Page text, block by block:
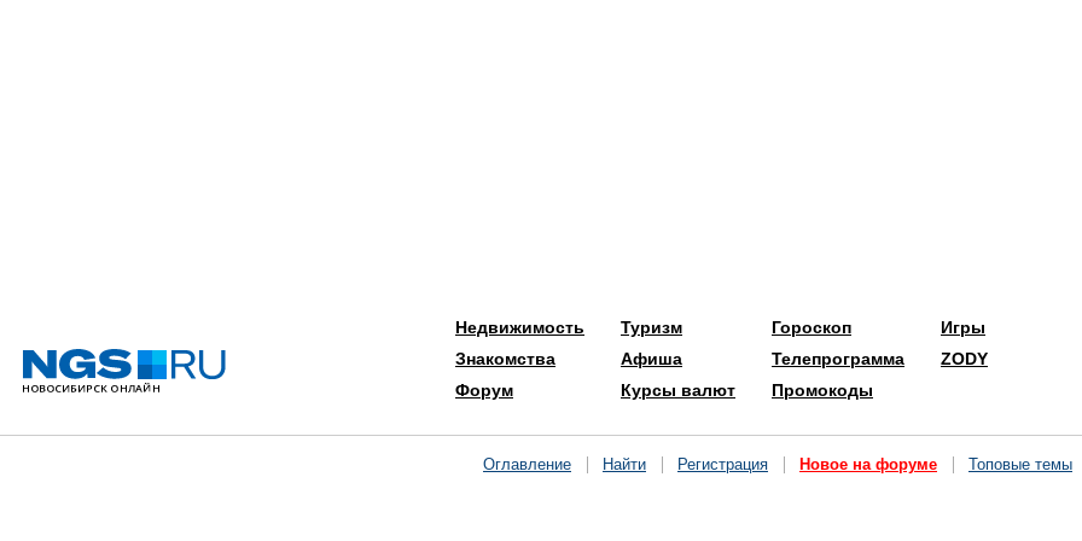
Недвижимость
Знакомства
Форум
Туризм
Афиша
Курсы валют
Гороскоп
Телепрограмма
Промокоды
Игры
ZODY
Оглавление Найти Регистрация Новое на форуме Топовые темы